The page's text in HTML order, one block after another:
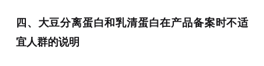
四、大豆分离蛋白和乳清蛋白在产品备案时不适
宜人群的说明